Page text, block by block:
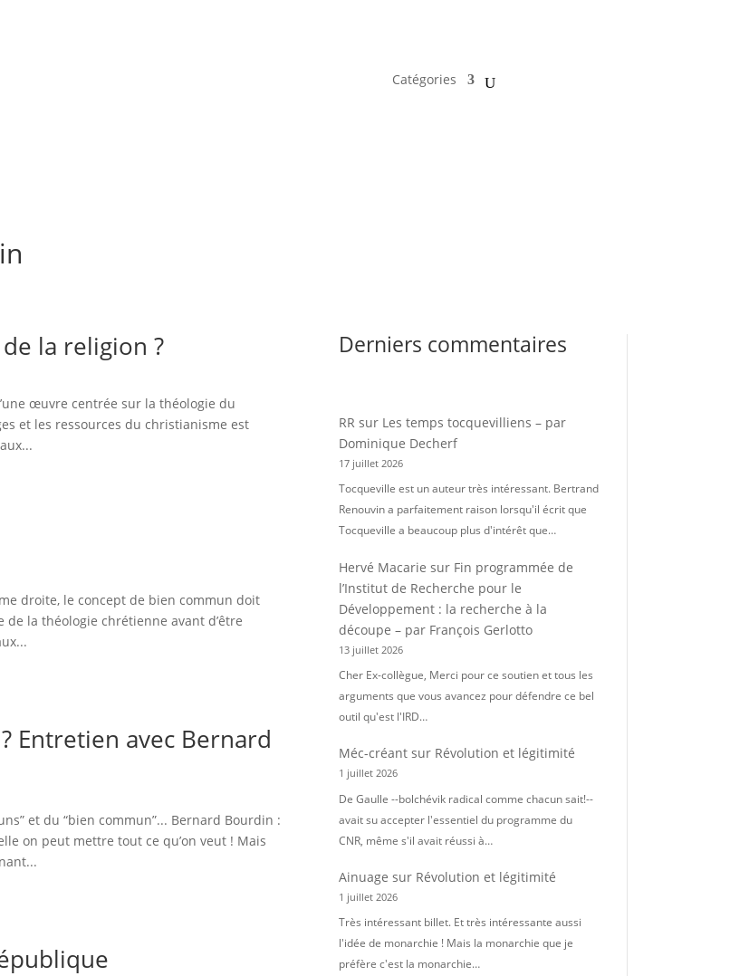
Catégories
la religion ?
œuvre centrée sur la théologie du
et les ressources du christianisme est
droite, le concept de bien commun doit
la théologie chrétienne avant d’être
Entretien avec Bernard
et du “bien commun”... Bernard Bourdin :
on peut mettre tout ce qu’on veut ! Mais
Derniers commentaires
RR sur Les temps tocquevilliens – par
Dominique Decherf
17 juillet 2026
Tocqueville est un auteur très intéressant. Bertrand
Renouvin a parfaitement raison lorsqu'il écrit que
Tocqueville a beaucoup plus d'intérêt que…
Hervé Macarie sur Fin programmée de
l’Institut de Recherche pour le
Développement : la recherche à la
découpe – par François Gerlotto
13 juillet 2026
Cher Ex-collègue, Merci pour ce soutien et tous les
arguments que vous avancez pour défendre ce bel
outil qu'est l'IRD…
Méc-créantsur Révolution et légitimité
1 juillet 2026
De Gaulle --bolchévik radical comme chacun sait!--
avait su accepter l'essentiel du programme du
CNR, même s'il avait réussi à…
Ainuage sur Révolution et légitimité
1 juillet 2026
Très intéressant billet. Et très intéressante aussi
l'idée de monarchie ! Mais la monarchie que je
préfère c'est la monarchie…